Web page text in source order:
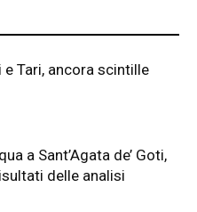
e Tari, ancora scintille
a Sant’Agata de’ Goti,
delle analisi